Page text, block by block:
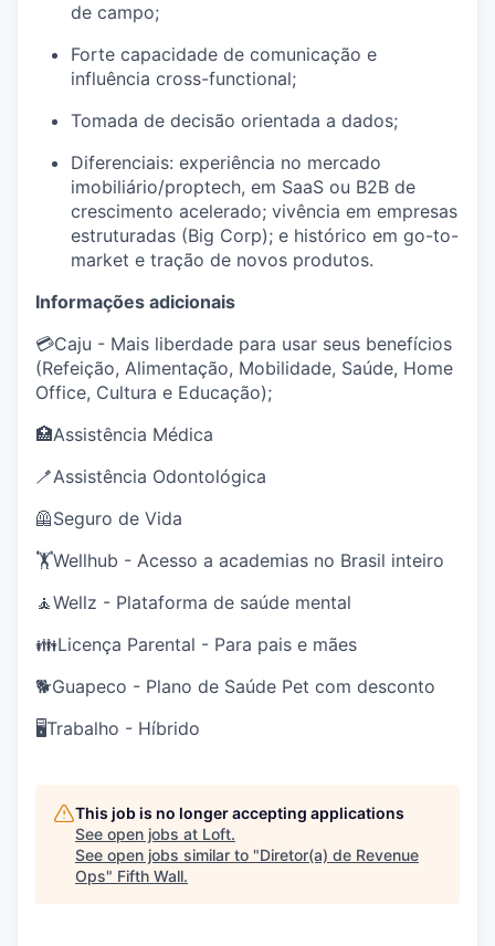
de campo;
Forte capacidade de comunicação e
influência cross-functional;
Tomada de decisão orientada a dados;
Diferenciais: experiência no mercado
imobiliário/proptech, em SaaS ou B2B de
crescimento acelerado; vivência em empresas
estruturadas (Big Corp); e histórico em go-to-
market e tração de novos produtos.
Informações adicionais
💳Caju - Mais liberdade para usar seus benefícios
(Refeição, Alimentação, Mobilidade, Saúde, Home
Office, Cultura e Educação);
🏥Assistência Médica
🪥Assistência Odontológica
🦺Seguro de Vida
🏋️Wellhub - Acesso a academias no Brasil inteiro
🧘Wellz - Plataforma de saúde mental
👪Licença Parental - Para pais e mães
🐕Guapeco - Plano de Saúde Pet com desconto
🖥️Trabalho - Híbrido
This job is no longer accepting applications
See open jobs at Loft.
See open jobs similar to "Diretor(a) de Revenue
Ops" Fifth Wall.